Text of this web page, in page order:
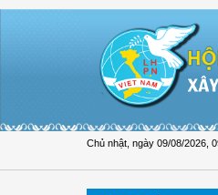
Chủ nhật, ngày 09/08/2026
Hội